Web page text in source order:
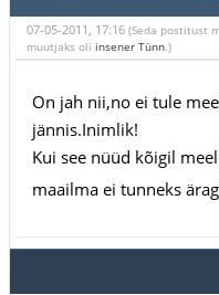
07-05-2011, 17:16 (Seda postitust
muutjaks oli insener Tünn.)
On jah nii,no ei tule
jännis.Inimlik!
Kui see nüüd kõigil
maailma ei tunneks